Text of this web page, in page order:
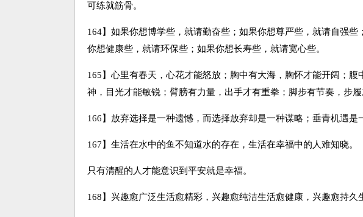
可练就筋骨。
164】如果你想博学些，就请勤奋些；如果你想尊严些，就请自强
你想健康些，就请环保些；如果你想长寿些，就请宽心些。
165】心里有春天，心花才能怒放；胸中有大海，胸怀才能开阔；腹
神，目光才能敏锐；臂膀有力量，出手才有重拳；脚步有节奏，步履
166】放弃选择是一种遗憾，而选择放弃却是一种谋略；垂青机遇是
167】生活在水中的鱼不知道水的存在，生活在幸福中的人难知晓。
只有清醒的人才能意识到平安就是幸福。
168】兴趣愈广泛生活愈精彩，兴趣愈纯洁生活愈健康，兴趣愈持久